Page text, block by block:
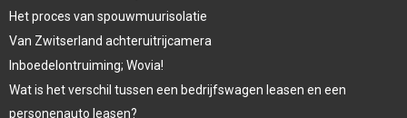
Het proces van spouwmuurisolatie
Van Zwitserland achteruitrijcamera
Inboedelontruiming; Wovia!
Wat is het verschil tussen een bedrijfswagen leasen en een
personenauto leasen?